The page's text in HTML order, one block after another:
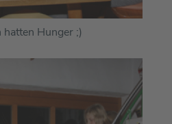
Hunger ;)